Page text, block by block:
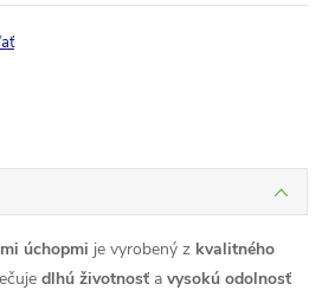
úchopmi je vyrobený z kvalitného
dlhú životnosť a vysokú odolnosť